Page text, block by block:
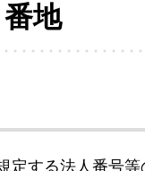
地
する法人番号